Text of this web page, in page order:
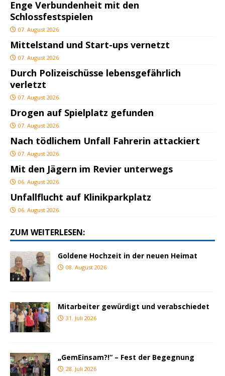
Enge Verbundenheit mit den
Schlossfestspielen
07. August 2026
Mittelstand und Start-ups vernetzt
07. August 2026
Durch Polizeischüsse lebensgefährlich
verletzt
07. August 2026
Drogen auf Spielplatz gefunden
07. August 2026
Nach tödlichem Unfall Fahrerin attackiert
07. August 2026
Mit den Jägern im Revier unterwegs
06. August 2026
Unfallflucht auf Klinikparkplatz
06. August 2026
ZUM WEITERLESEN:
Goldene Hochzeit in der neuen Heimat
08. August 2026
Mitarbeiter gewürdigt und verabschiedet
31. Juli 2026
„GemEinsam?!“ – Fest der Begegnung
28. Juli 2026